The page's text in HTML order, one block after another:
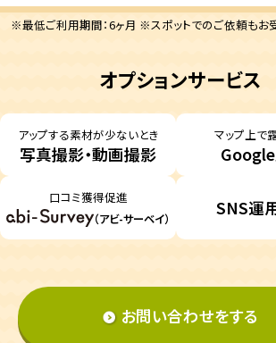
※最低ご利用期間：6ヶ月 ※スポットでのご依頼もお受
オプションサービス
アップする素材が少ないとき
写真撮影・動画撮影
マップ上で
口コミ獲得促進
（アビ-サーベイ） SNS運
お問い合わせをする